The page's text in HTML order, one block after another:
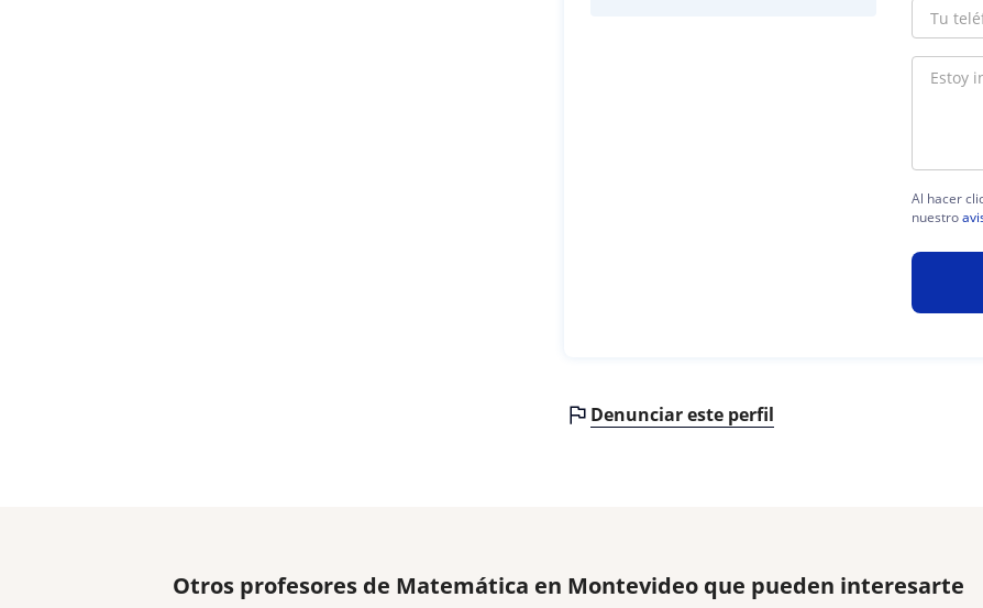
Al hacer
nuestro
Denunciar este perfil
Otros profesores de Matemática en Montevideo que pueden interesarte